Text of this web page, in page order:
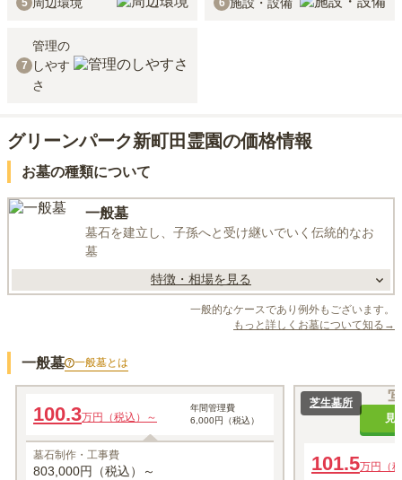
5 周辺環境 6 施設・設備
7
管理の
しやす
さ
グリーンパーク新町田霊園の価格情報
お墓の種類について
一般墓
墓石を建立し、子孫へと受け継いでいく伝統的なお
墓
特徴・相場を見る
一般的なケースであり例外もございます。
もっと詳しくお墓について知る→
一般墓 一般墓とは
100.3万円（税込）～
年間管理費
6,000円（税込）
墓石制作・工事費
803,000円（税込）～
見
芝生墓所
101.5万円（